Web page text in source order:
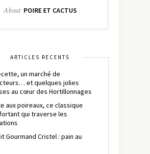
About POIRE ET CACTUS
ARTICLES RÉCENTS
un marché de
et quelques jolies
au cœur des Hortillonnages
aux poireaux, ce classique
qui traverse les
Gourmand Cristel : pain au